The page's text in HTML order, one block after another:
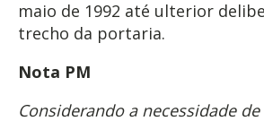
maio de 1992 até ulterior
trecho da portaria.
Nota PM
Considerando a necessidade